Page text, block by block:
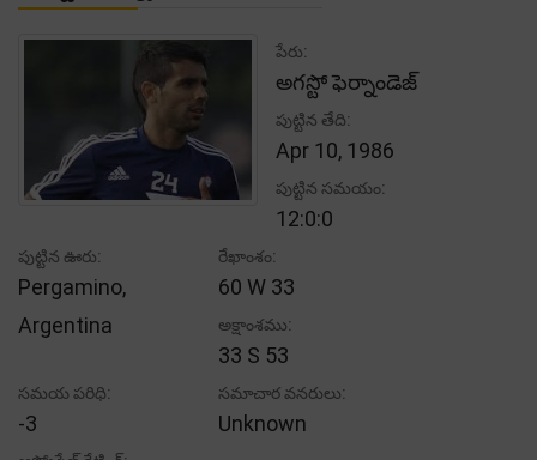
పేరు:
అగస్టో ఫెర్నాండెజ్
పుట్టిన తేది:
Apr 10, 1986
పుట్టిన సమయం:
12:0:0
పుట్టిన ఊరు:
Pergamino,
Argentina
రేఖాంశం:
60 W 33
అక్షాంశము:
33 S 53
సమయ పరిధి:
-3
సమాచార వనరులు:
Unknown